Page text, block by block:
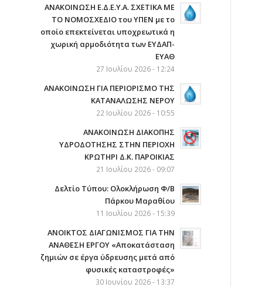
ΑΝΑΚΟΙΝΩΣΗ Ε.Δ.Ε.Υ.Α. ΣΧΕΤΙΚΑ ΜΕ
ΤΟ ΝΟΜΟΣΧΕΔΙΟ του ΥΠΕΝ με το
οποίο επεκτείνεται υποχρεωτικά η
χωρική αρμοδιότητα των ΕΥΔΑΠ-
ΕΥΑΘ
27 Ιουλίου 2026 - 12:24
ΑΝΑΚΟΙΝΩΣΗ ΓΙΑ ΠΕΡΙΟΡΙΣΜΟ ΤΗΣ
ΚΑΤΑΝΑΛΩΣΗΣ ΝΕΡΟΥ
22 Ιουλίου 2026 - 10:55
AΝΑΚΟΙΝΩΣΗ ΔΙΑΚΟΠΗΣ
ΥΔΡΟΔΟΤΗΣΗΣ ΣΤΗΝ ΠΕΡΙΟΧΗ
ΚΡΩΤΗΡΙ Δ.Κ. ΠΑΡΟΙΚΙΑΣ
21 Ιουλίου 2026 - 09:07
Δελτίο Τύπου: Ολοκλήρωση Φ/Β
Πάρκου Μαραθίου
11 Ιουλίου 2026 - 15:39
ΑΝΟΙΚΤΟΣ ΔΙΑΓΩΝΙΣΜΟΣ ΓΙΑ ΤΗΝ
ΑΝΑΘΕΣΗ ΕΡΓΟΥ «Αποκατάσταση
ζημιών σε έργα ύδρευσης μετά από
φυσικές καταστροφές»
30 Ιουνίου 2026 - 13:37